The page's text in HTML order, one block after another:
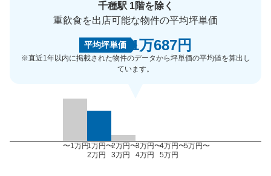
千種駅 1階を除く
重飲食を出店可能な物件の平均坪単価
平均坪単価 1万687円
※直近1年以内に掲載された物件のデータから坪単価の平均値を算出し
ています。
〜1万円1万円〜
2万円
2万円〜
3万円
3万円〜
4万円
4万円〜
5万円
5万円〜